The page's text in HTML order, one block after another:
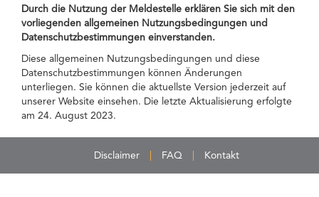
Durch die Nutzung der Meldestelle erklären Sie sich mit den
vorliegenden allgemeinen Nutzungsbedingungen und
Datenschutzbestimmungen einverstanden.
Diese allgemeinen Nutzungsbedingungen und diese
Datenschutzbestimmungen können Änderungen
unterliegen. Sie können die aktuellste Version jederzeit auf
unserer Website einsehen. Die letzte Aktualisierung erfolgte
am 24. August 2023.
Disclaimer FAQ Kontakt